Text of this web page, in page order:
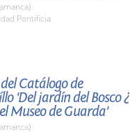
Pontificia
Catálogo de
'Del jardín del Bosco ¿
Museo de Guarda'